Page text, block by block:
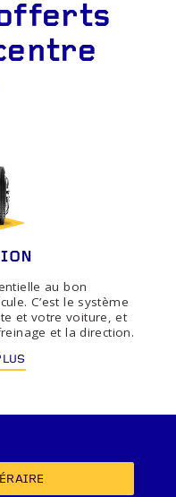
au bon
C’est le système
et votre voiture, et
et la direction.